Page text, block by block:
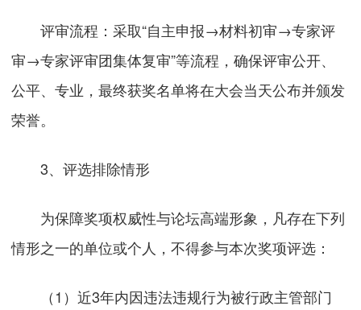
评审流程：采取“自主申报→材料初审→专家评
审→专家评审团集体复审”等流程，确保评审公开、
公平、专业，最终获奖名单将在大会当天公布并颁发
荣誉。
3、评选排除情形
为保障奖项权威性与论坛高端形象，凡存在下列
情形之一的单位或个人，不得参与本次奖项评选：
（1）近3年内因违法违规行为被行政主管部门